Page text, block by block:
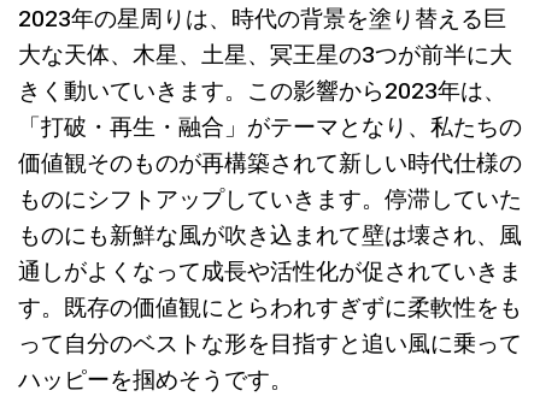
2023年の星周りは、時代の背景を塗り替える巨
大な天体、木星、土星、冥王星の3つが前半に大
きく動いていきます。この影響から2023年は、
「打破・再生・融合」がテーマとなり、私たちの
価値観そのものが再構築されて新しい時代仕様の
ものにシフトアップしていきます。停滞していた
ものにも新鮮な風が吹き込まれて壁は壊され、風
通しがよくなって成長や活性化が促されていきま
す。既存の価値観にとらわれすぎずに柔軟性をも
って自分のベストな形を目指すと追い風に乗って
ハッピーを掴めそうです。